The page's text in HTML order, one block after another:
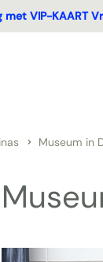
met VIP-KAART
Museum in